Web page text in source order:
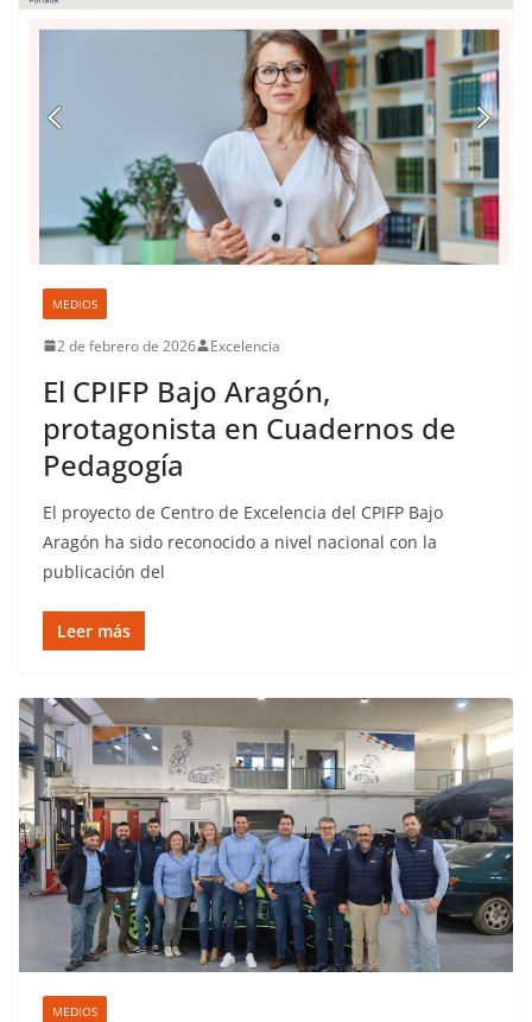
MEDIOS
2 de febrero de 2026 Excelencia
El CPIFP Bajo Aragón,
protagonista en Cuadernos de
Pedagogía
El proyecto de Centro de Excelencia del CPIFP Bajo
Aragón ha sido reconocido a nivel nacional con la
publicación del
Leer más
MEDIOS